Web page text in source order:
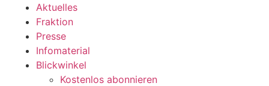
Aktuelles
Fraktion
Presse
Infomaterial
Blickwinkel
Kostenlos abonnieren